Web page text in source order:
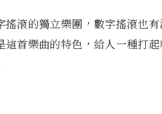
搖滾的獨立樂團，數字搖滾也
這首樂曲的特色，給人一種打